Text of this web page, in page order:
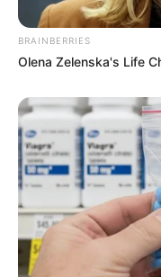
BRAINBERRIES
Olena Zelenska's Life